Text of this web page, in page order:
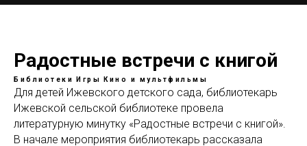
Радостные встречи с книгой
Библиотеки Игры Кино и мультфильмы
Для детей Ижевского детского сада, библиотекарь
Ижевской сельской библиотеке провела
литературную минутку «Радостные встречи с книгой».
В начале мероприятия библиотекарь рассказала